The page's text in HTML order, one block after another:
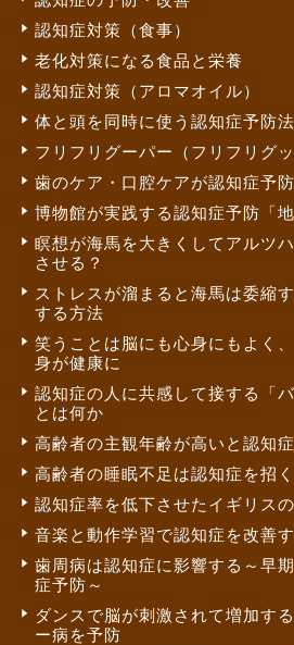
認知症対策（食事）
老化対策になる食品と栄養
認知症対策（アロマオイル）
体と頭を同時に使う認知症予防
フリフリグーパー（フリフリグ
歯のケア・口腔ケアが認知症予
博物館が実践する認知症予防「地
瞑想が海馬を大きくしてアルツ
させる？
ストレスが溜まると海馬は委縮
する方法
笑うことは脳にも心身にもよく
身が健康に
認知症の人に共感して接する「
とは何か
高齢者の主観年齢が高いと認知
高齢者の睡眠不足は認知症を招く
認知症率を低下させたイギリス
音楽と動作学習で認知症を改善
歯周病は認知症に影響する～早
症予防～
ダンスで脳が刺激されて増加す
ー病を予防